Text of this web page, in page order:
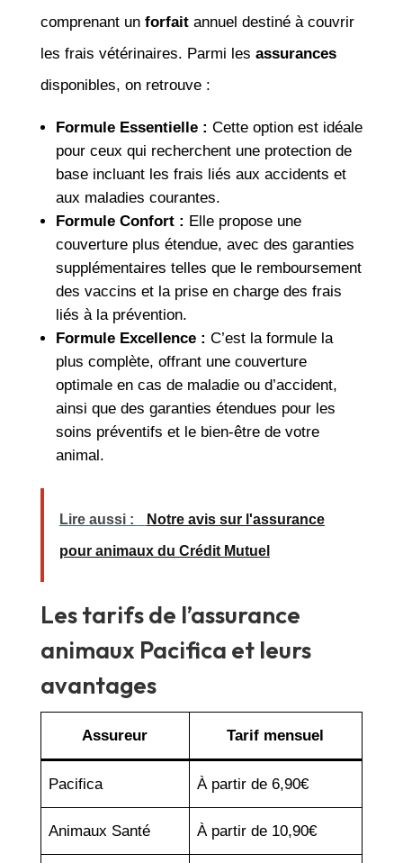
comprenant un forfaitannuel destiné à couvrir
les frais vétérinaires. Parmi les assurances
disponibles, on retrouve :
Formule Essentielle : Cette option est idéale
pour ceux qui recherchent une protection de
base incluant les frais liés aux accidents et
aux maladies courantes.
Formule Confort : Elle propose une
couverture plus étendue, avec des garanties
supplémentaires telles que le remboursement
des vaccins et la prise en charge des frais
liés à la prévention.
Formule Excellence : C’est la formule la
plus complète, offrant une couverture
optimale en cas de maladie ou d’accident,
ainsi que des garanties étendues pour les
soins préventifs et le bien-être de votre
animal.
Lire aussi : Notre avis sur l'assurance
pour animaux du Crédit Mutuel
Les tarifs de l’assurance
animaux Pacifica et leurs
avantages
Assureur Tarif mensuel
Pacifica À partir de 6,90€
Animaux Santé À partir de 10,90€